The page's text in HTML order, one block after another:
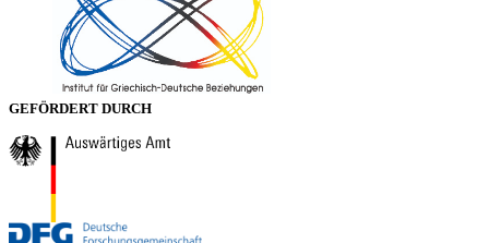
GEFÖRDERT DURCH